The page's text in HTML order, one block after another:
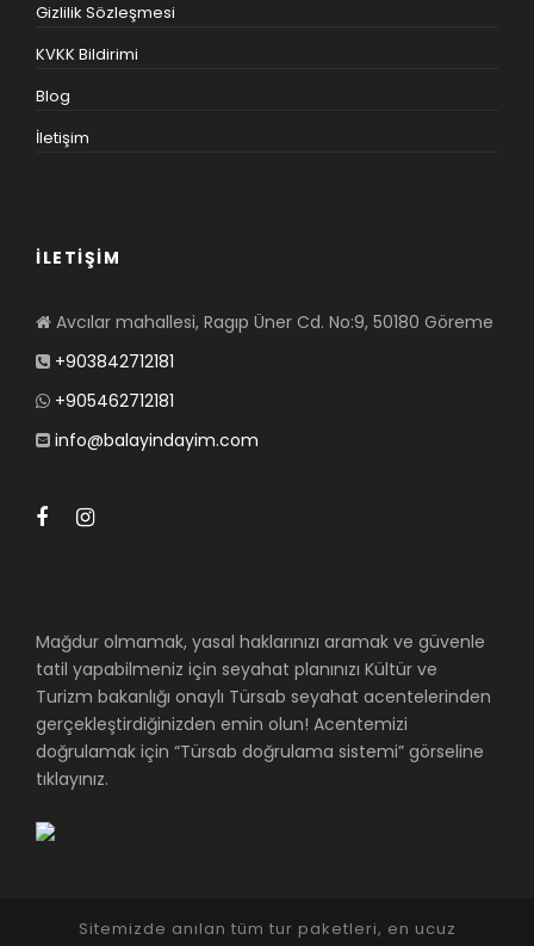
Gizlilik Sözleşmesi
KVKK Bildirimi
Blog
İletişim
İLETİŞİM
Avcılar mahallesi, Ragıp Üner Cd. No:9, 50180 Göreme
+903842712181
+905462712181
info@balayindayim.com
Mağdur olmamak, yasal haklarınızı aramak ve güvenle
tatil yapabilmeniz için seyahat planınızı Kültür ve
Turizm bakanlığı onaylı Türsab seyahat acentelerinden
gerçekleştirdiğinizden emin olun! Acentemizi
doğrulamak için “Türsab doğrulama sistemi” görseline
tıklayınız.
Sitemizde anılan tüm tur paketleri, en ucuz